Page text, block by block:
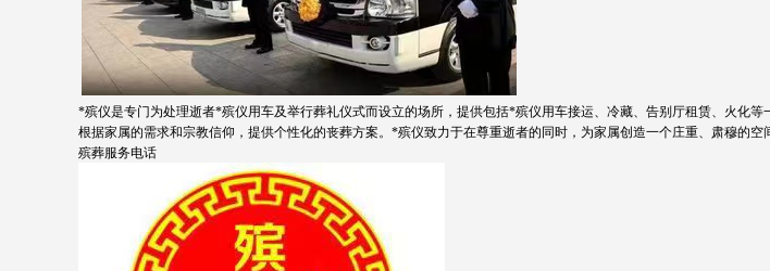
*殡仪是专门为处理逝者*殡仪用车及举行葬礼仪式而设立的场所，提供包括*殡仪用车接运、冷藏、告别厅租赁、火化
根据家属的需求和宗教信仰，提供个性化的丧葬方案。*殡仪致力于在尊重逝者的同时，为家属创造一个庄重、肃穆的空
殡葬服务电话